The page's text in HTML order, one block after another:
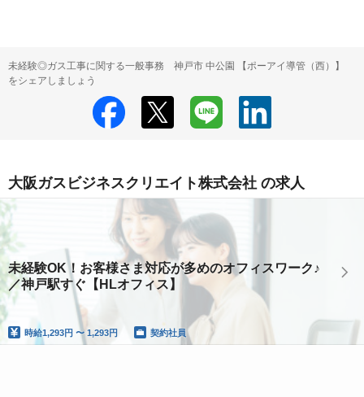
未経験◎ガス工事に関する一般事務 神戸市 中公園 【ポーアイ導管（西）】
をシェアしましょう
大阪ガスビジネスクリエイト株式会社 の求人
未経験OK！お客様さま対応が多めのオフィスワーク♪
／神戸駅すぐ【HLオフィス】
時給1,293円 〜 1,293円 契約社員